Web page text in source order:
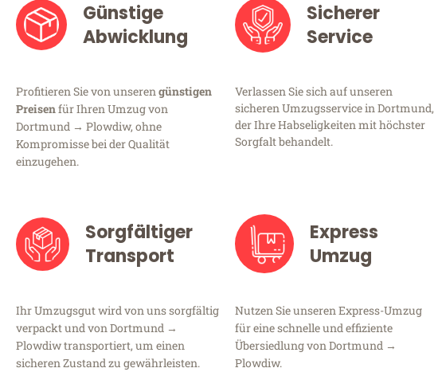
Günstige
Abwicklung
Profitieren Sie von unserengünstigen
Preisenfür Ihren Umzug von
Dortmund → Plowdiw, ohne
Kompromisse bei der Qualität
einzugehen.
Sicherer
Service
Verlassen Sie sich auf unseren
sicheren Umzugsservice in Dortmund,
der Ihre Habseligkeiten mit höchster
Sorgfalt behandelt.
Sorgfältiger
Transport
Ihr Umzugsgut wird von uns sorgfältig
verpackt und von Dortmund →
Plowdiw transportiert, um einen
sicheren Zustand zu gewährleisten.
Express
Umzug
Nutzen Sie unseren Express-Umzug
für eine schnelle und effiziente
Übersiedlung von Dortmund →
Plowdiw.